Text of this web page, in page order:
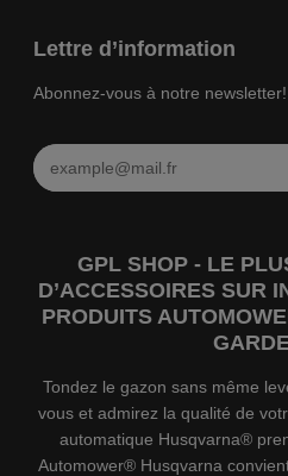
Lettre d’information
Abonnez-vous à notre newsletter!
GPL SHOP - LE
D’ACCESSOIRES SUR
PRODUITS
Tondez le gazon sans même
vous et admirez la qualité de
automatique Husqvarna®
Automower® Husqvarna